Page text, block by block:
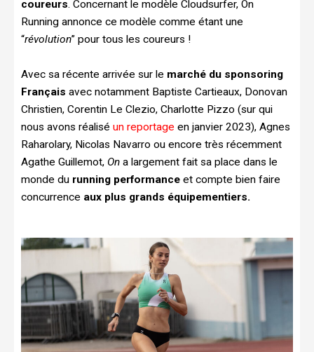
coureurs. Concernant le modèle Cloudsurfer, On
Running annonce ce modèle comme étant une
“révolution” pour tous les coureurs !
Avec sa récente arrivée sur le marché du sponsoring
Français avec notamment Baptiste Cartieaux, Donovan
Christien, Corentin Le Clezio, Charlotte Pizzo (sur qui
nous avons réalisé un reportage en janvier 2023), Agnes
Raharolary, Nicolas Navarro ou encore très récemment
Agathe Guillemot, On a largement fait sa place dans le
monde du running performance et compte bien faire
concurrence aux plus grands équipementiers.